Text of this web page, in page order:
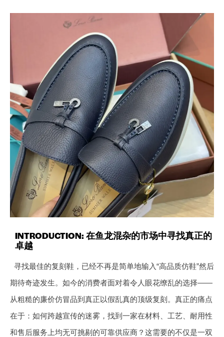
INTRODUCTION: 在鱼龙混杂的市场中寻找真正的
卓越
寻找最佳的复刻鞋，已经不再是简单地输入“高品质仿鞋”然后
期待奇迹发生。如今的消费者面对着令人眼花缭乱的选择——
从粗糙的廉价仿冒品到真正以假乱真的顶级复刻。真正的痛点
在于：如何跨越宣传的迷雾，找到一家在材料、工艺、耐用性
和售后服务上均无可挑剔的可靠供应商？这需要的不仅是一双